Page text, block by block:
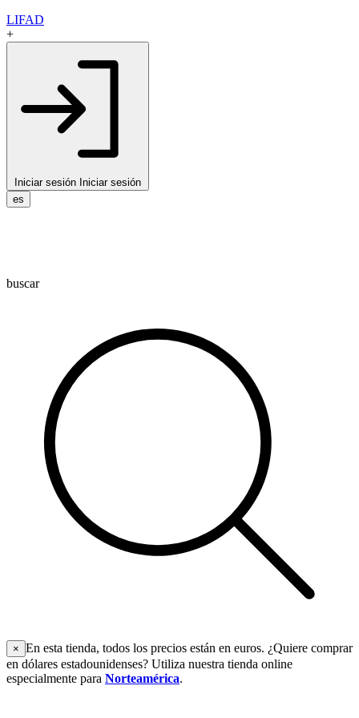
LIFAD
+
Iniciar sesión Iniciar sesión
es
buscar
× En esta tienda, todos los precios están en euros. ¿Quiere comprar
en dólares estadounidenses? Utiliza nuestra tienda online
especialmente para Norteamérica.